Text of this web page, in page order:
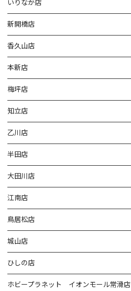
新開橋店
香久山店
本新店
梅坪店
知立店
乙川店
半田店
大田川店
江南店
鳥居松店
城山店
ひしの店
ホビープラネット イオンモール常滑店